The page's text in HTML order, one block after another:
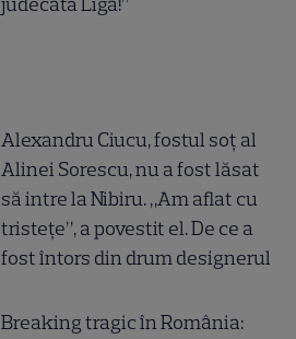
Alexandru Ciucu, fostul soț al
Alinei Sorescu, nu a fost lăsat
să intre la Nibiru. „Am aflat cu
tristețe”, a povestit el. De ce a
fost întors din drum designerul
Breaking tragic în România: